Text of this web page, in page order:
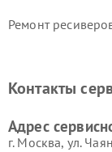
Ремонт
Ремонт
Контакты
Адрес
г. Москва, ул.